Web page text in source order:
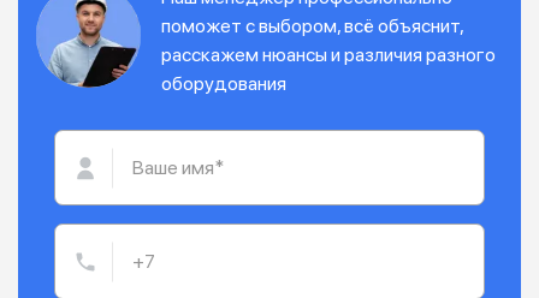
поможет с выбором, всё объяснит,
расскажем нюансы и различия разного
оборудования